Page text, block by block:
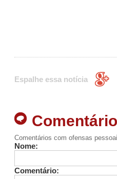
Espalhe essa notícia
Comentários com ofensas
Nome:
Comentário: